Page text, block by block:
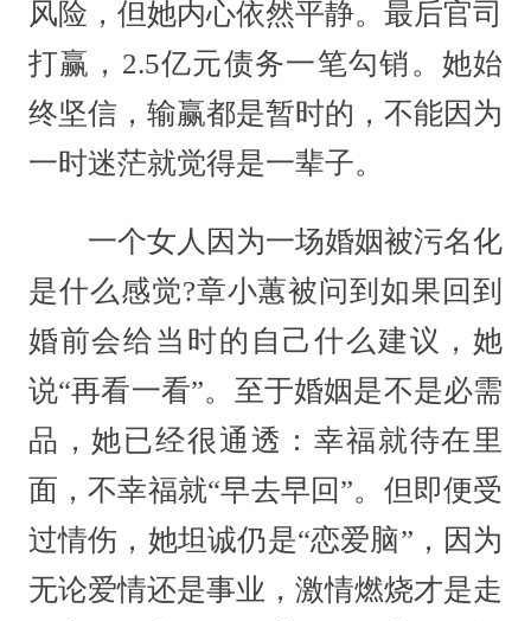
风险，但她内心依然平静。最后官司
打赢，2.5亿元债务一笔勾销。她始
终坚信，输赢都是暂时的，不能因为
一时迷茫就觉得是一辈子。
一个女人因为一场婚姻被污名化
是什么感觉?章小蕙被问到如果回到
婚前会给当时的自己什么建议，她
说“再看一看”。至于婚姻是不是必需
品，她已经很通透：幸福就待在里
面，不幸福就“早去早回”。但即便受
过情伤，她坦诚仍是“恋爱脑”，因为
无论爱情还是事业，激情燃烧才是走